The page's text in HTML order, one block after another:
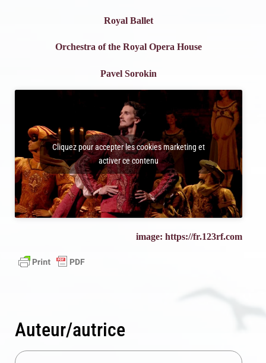
Royal Ballet
Orchestra of the Royal Opera House
Pavel Sorokin
Cliquez pour accepter les cookies marketing et
activer ce contenu
image: https://fr.123rf.com
Auteur/autrice